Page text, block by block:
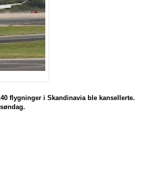
flygninger i Skandinavia ble kansellerte.